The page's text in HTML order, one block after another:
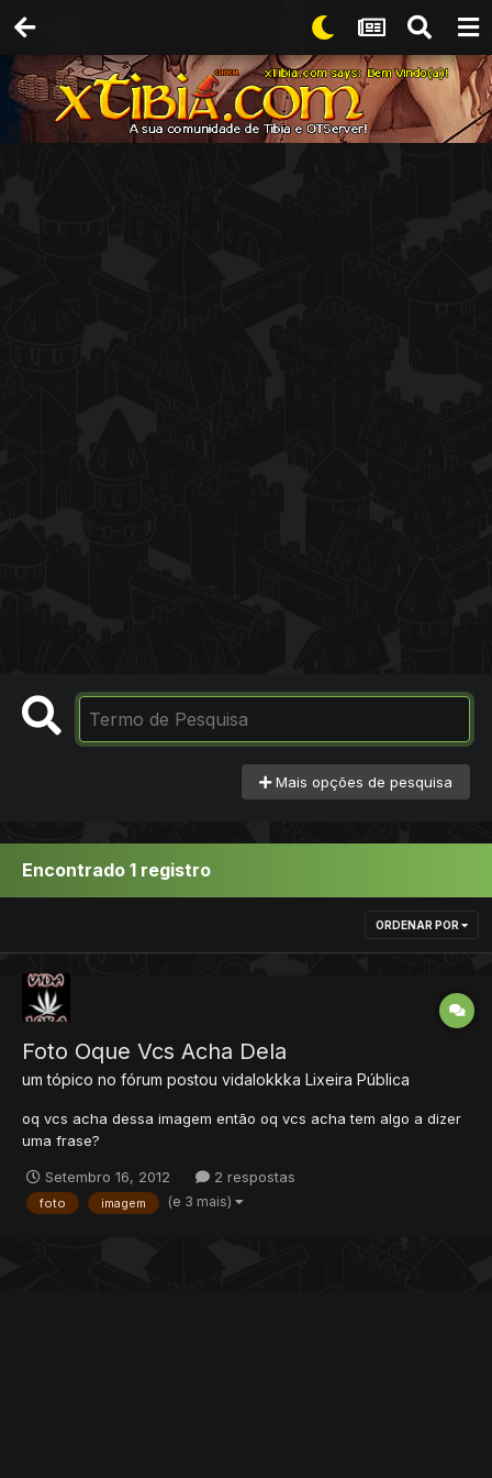
Mais opções de pesquisa
Encontrado 1 registro
ORDENAR POR
Foto Oque Vcs Acha Dela
um tópico no fórum postou vidalokkka Lixeira Pública
oq vcs acha dessa imagem então oq vcs acha tem algo a dizer
uma frase?
Setembro 16, 2012 2 respostas
foto imagem (e 3 mais)